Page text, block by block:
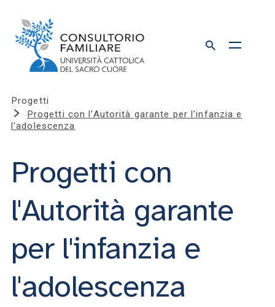
Progetti
Progetti con l'Autorità garante per l'infanzia e
l'adolescenza
Progetti con
l'Autorità garante
per l'infanzia e
l'adolescenza